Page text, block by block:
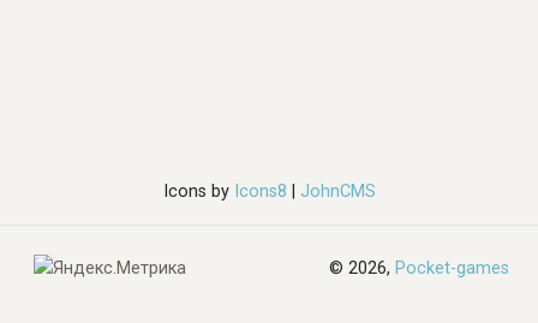
Icons byIcons8 JohnCMS
© 2026, Pocket-games